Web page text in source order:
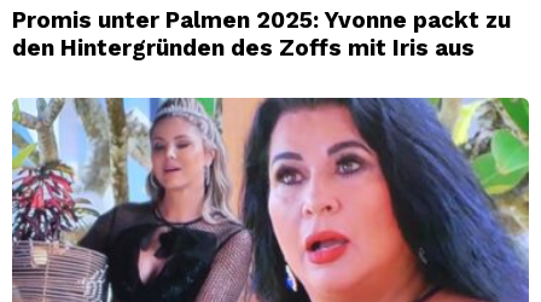
Promis unter Palmen 2025: Yvonne packt zu
den Hintergründen des Zoffs mit Iris aus